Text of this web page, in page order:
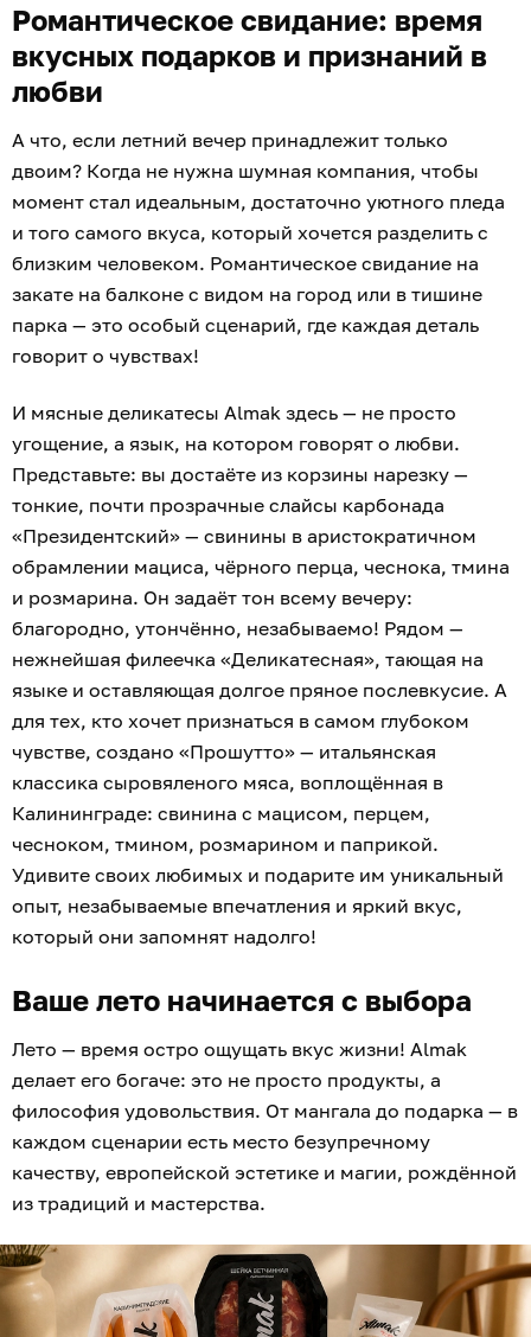
Романтическое свидание: время
вкусных подарков и признаний в
любви
А что, если летний вечер принадлежит только
двоим? Когда не нужна шумная компания, чтобы
момент стал идеальным, достаточно уютного пледа
и того самого вкуса, который хочется разделить с
близким человеком. Романтическое свидание на
закате на балконе с видом на город или в тишине
парка — это особый сценарий, где каждая деталь
говорит о чувствах!
И мясные деликатесы Almak здесь — не просто
угощение, а язык, на котором говорят о любви.
Представьте: вы достаёте из корзины нарезку —
тонкие, почти прозрачные слайсы карбонада
«Президентский» — свинины в аристократичном
обрамлении мациса, чёрного перца, чеснока, тмина
и розмарина. Он задаёт тон всему вечеру:
благородно, утончённо, незабываемо! Рядом —
нежнейшая филеечка «Деликатесная», тающая на
языке и оставляющая долгое пряное послевкусие. А
для тех, кто хочет признаться в самом глубоком
чувстве, создано «Прошутто» — итальянская
классика сыровяленого мяса, воплощённая в
Калининграде: свинина с мацисом, перцем,
чесноком, тмином, розмарином и паприкой.
Удивите своих любимых и подарите им уникальный
опыт, незабываемые впечатления и яркий вкус,
который они запомнят надолго!
Ваше лето начинается с выбора
Лето — время остро ощущать вкус жизни! Almak
делает его богаче: это не просто продукты, а
философия удовольствия. От мангала до подарка — в
каждом сценарии есть место безупречному
качеству, европейской эстетике и магии, рождённой
из традиций и мастерства.